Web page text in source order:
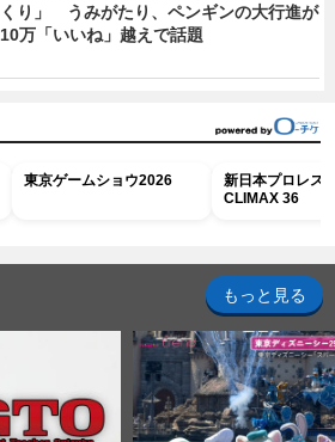
くり」 うみがたり、ペンギンの大行進が
10万「いいね」越えで話題
東京ゲームショウ2026
新日本プロレス
CLIMAX 36
もっと見る